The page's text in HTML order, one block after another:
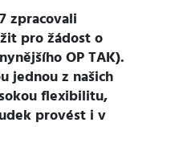
zpracovali
pro žádost o
OP TAK).
jednou z našich
flexibilitu,
provést i v